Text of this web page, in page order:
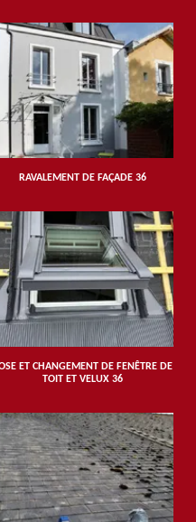
RAVALEMENT DE FAÇADE 36
ET CHANGEMENT DE FENÊTRE DE
TOIT ET VELUX 36